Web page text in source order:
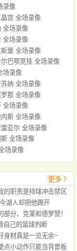
录像
宫 全场录像
全场录像
全场录像
堡 全场录像
巴鄂竞技 全场录像
场录像
纳 全场录像
那 全场录像
全场录像
斯 全场录像
亚尔 全场录像
全场录像
场录像
更多
的职责是持球冲击禁区
湖人却把他踢开
分、克莱和德罗赞！
自己的篮球判断
身材真是一览无余~
点小动作只能当背景板